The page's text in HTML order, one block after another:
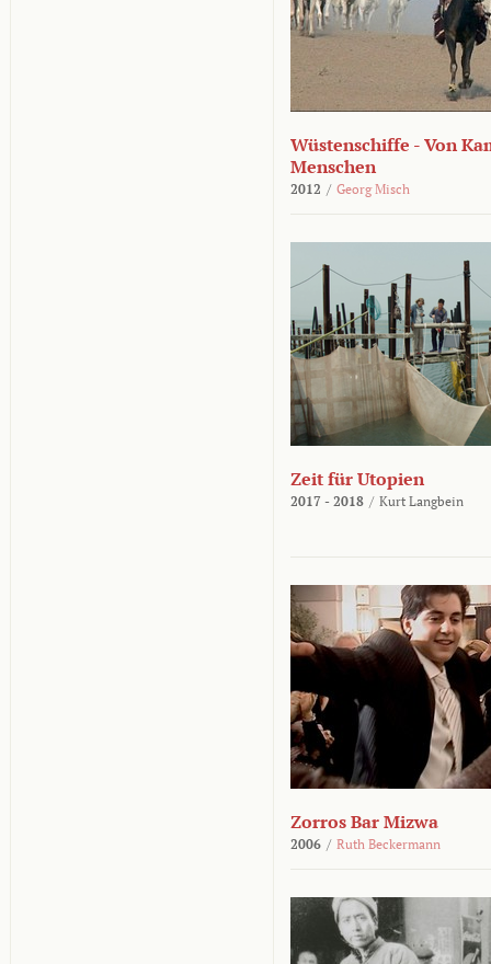
Wüstenschiffe - Von
Menschen
2012 / Georg Misch
Zeit für Utopien
2017 - 2018 / Kurt Langbein
Zorros Bar Mizwa
2006 / Ruth Beckermann